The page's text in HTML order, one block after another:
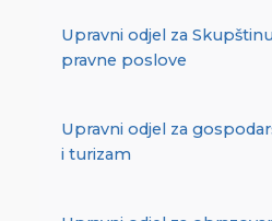
Upravni odjel za
pravne poslove
Upravni odjel za
i turizam